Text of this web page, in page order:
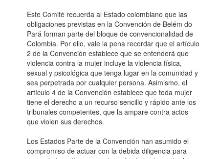
Este Comité recuerda al Estado colombiano que las
obligaciones previstas en la Convención de Belém do
Pará forman parte del bloque de convencionalidad de
Colombia. Por ello, vale la pena recordar que el artículo
2 de la Convención establece que se entenderá que
violencia contra la mujer incluye la violencia física,
sexual y psicológica que tenga lugar en la comunidad y
sea perpetrada por cualquier persona. Asimismo, el
artículo 4 de la Convención establece que toda mujer
tiene el derecho a un recurso sencillo y rápido ante los
tribunales competentes, que la ampare contra actos
que violen sus derechos.
Los Estados Parte de la Convención han asumido el
compromiso de actuar con la debida diligencia para